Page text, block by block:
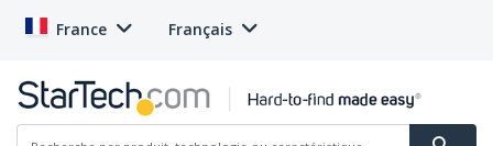
France Français